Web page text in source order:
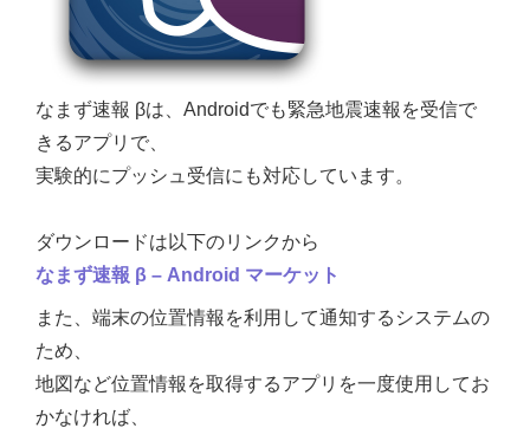
なまず速報 βは、Androidでも緊急地震速報を受信で
きるアプリで、
実験的にプッシュ受信にも対応しています。
ダウンロードは以下のリンクから
なまず速報 β – Android マーケット
また、端末の位置情報を利用して通知するシステムの
ため、
地図など位置情報を取得するアプリを一度使用してお
かなければ、